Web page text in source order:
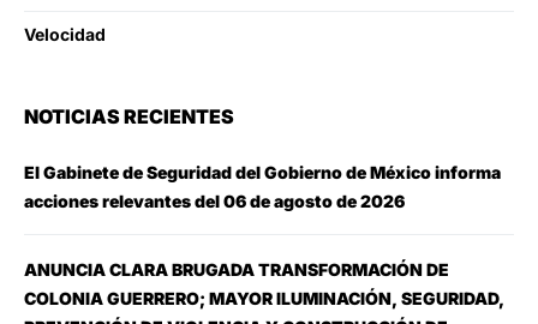
Velocidad
NOTICIAS RECIENTES
El Gabinete de Seguridad del Gobierno de México informa
acciones relevantes del 06 de agosto de 2026
ANUNCIA CLARA BRUGADA TRANSFORMACIÓN DE
COLONIA GUERRERO; MAYOR ILUMINACIÓN, SEGURIDAD,